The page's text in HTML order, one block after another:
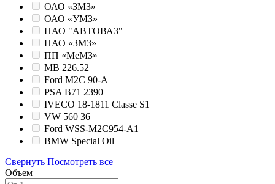
ОАО «ЗМЗ»
ОАО «УМЗ»
ПАО "АВТОВАЗ"
ПАО «ЗМЗ»
ПП «МеМЗ»
MB 226.52
Ford M2C 90-А
PSA B71 2390
IVECO 18-1811 Classe S1
VW 560 36
Ford WSS-M2C954-A1
BMW Special Oil
Свернуть Посмотреть все
Объем